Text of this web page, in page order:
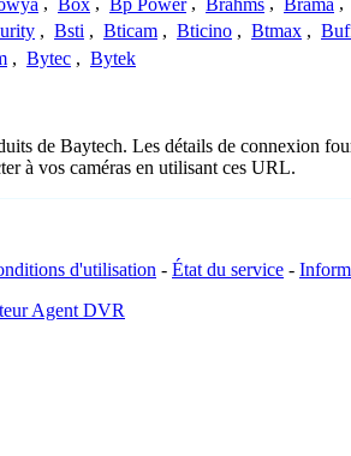
, Bsti , Bticam , Bticino , Btmax ,
, Bytec , Bytek
de Baytech. Les détails de connexion
à vos caméras en utilisant ces URL.
d'utilisation - État du service -
Agent DVR